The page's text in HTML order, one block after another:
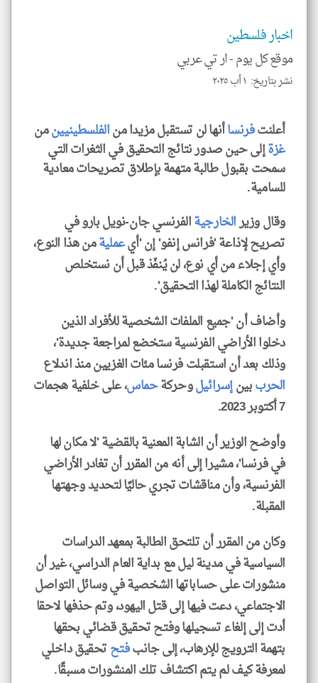
اخبار فلسطين
موقع كل يوم -ار تي عربي
نشر بتاريخ: ١ أب ٢٠٢٥
أعلنتفرنساأنها لن تستقبل مزيدا منالفلسطينيينمن
غزةإلى حين صدور نتائج التحقيق في الثغرات التي
سمحت بقبول طالبة متهمة بإطلاق تصريحات معادية
للسامية.
وقال وزيرالخارجيةالفرنسي جان-نويل بارو في
تصريح لإذاعة 'فرانس إنفو' إن 'أيعمليةمن هذا النوع،
وأي إجلاء من أي نوع، لن يُنفّذ قبل أن نستخلص
النتائج الكاملة لهذا التحقيق'.
وأضاف أن 'جميع الملفات الشخصية للأفراد الذين
دخلوا الأراضي الفرنسية ستخضع لمراجعة جديدة'،
وذلك بعد أن استقبلت فرنسا مئات الغزيين منذ اندلاع
الحرببينإسرائيلوحركةحماس، على خلفية هجمات
7 أكتوبر 2023.
وأوضح الوزير أن الشابة المعنية بالقضية 'لا مكان لها
في فرنسا'، مشيرا إلى أنه من المقرر أن تغادر الأراضي
الفرنسية، وأن مناقشات تجري حاليًا لتحديد وجهتها
المقبلة.
وكان من المقرر أن تلتحق الطالبة بمعهد الدراسات
السياسية في مدينة ليل مع بداية العام الدراسي، غير أن
منشورات على حساباتها الشخصية في وسائل التواصل
الاجتماعي، دعت فيها إلى قتل اليهود، وتم حذفها لاحقا
أدت إلى إلغاء تسجيلها وفتح تحقيق قضائي بحقها
بتهمة الترويج للإرهاب، إلى جانبفتحتحقيق داخلي
لمعرفة كيف لم يتم اكتشاف تلك المنشورات مسبقًا.
klyoum.com